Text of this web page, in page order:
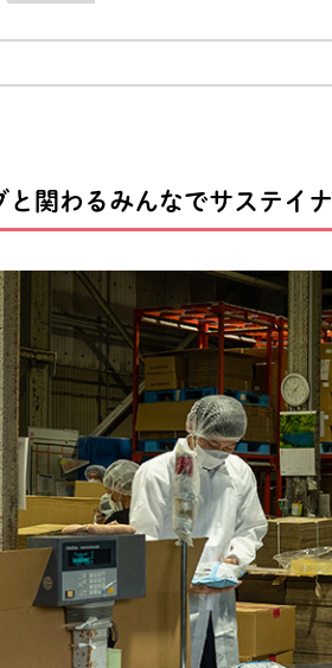
と関わるみんなでサステイ